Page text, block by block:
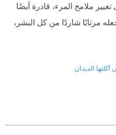
ملامح المرء، قادرة أيضًا
مرتابًا شاردًا من كل البشر،
أكلتها الديدان